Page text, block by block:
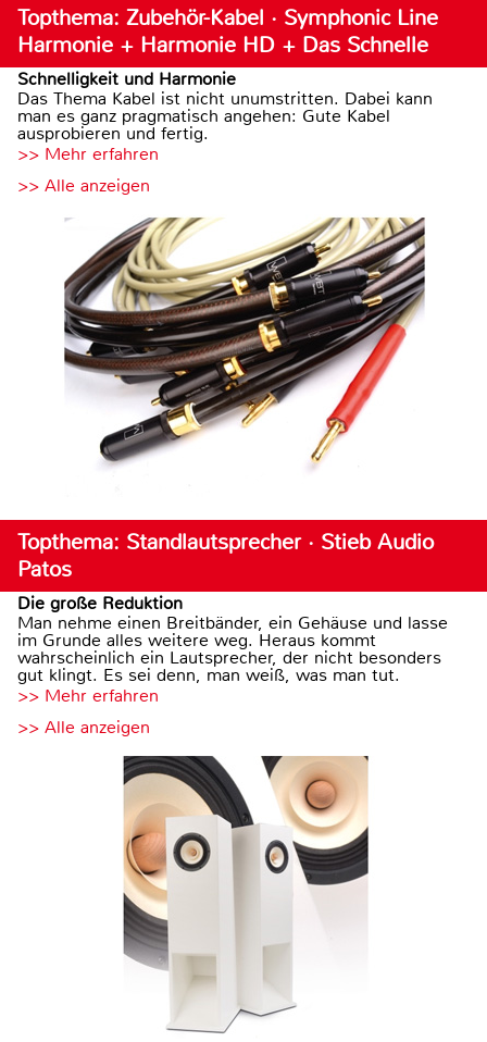
Topthema: Zubehör-Kabel · Symphonic Line
Harmonie + Harmonie HD + Das Schnelle
Schnelligkeit und Harmonie
Das Thema Kabel ist nicht unumstritten. Dabei kann
man es ganz pragmatisch angehen: Gute Kabel
ausprobieren und fertig.
>> Mehr erfahren
>> Alle anzeigen
Topthema: Standlautsprecher · Stieb Audio
Patos
Die große Reduktion
Man nehme einen Breitbänder, ein Gehäuse und lasse
im Grunde alles weitere weg. Heraus kommt
wahrscheinlich ein Lautsprecher, der nicht besonders
gut klingt. Es sei denn, man weiß, was man tut.
>> Mehr erfahren
>> Alle anzeigen